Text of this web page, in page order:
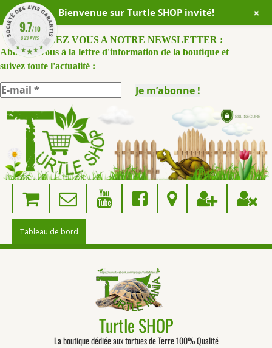
ABONNEZ VOUS A NOTRE NEWSLETTER :
Abonnez-vous à la lettre d'information de la boutique et
suivez toute l'actualité :
Skip
to
content
Tableau de bord
Turtle SHOP
La boutique dédiée aux tortues de Terre 100% Qualité
Bienvenue sur Turtle SHOP invité! +
9.7/10
823 AVIS